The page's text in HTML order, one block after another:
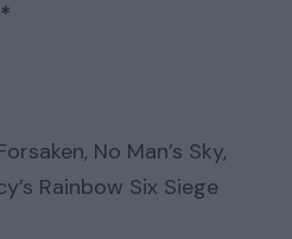
No Man’s Sky,
Rainbow Six Siege